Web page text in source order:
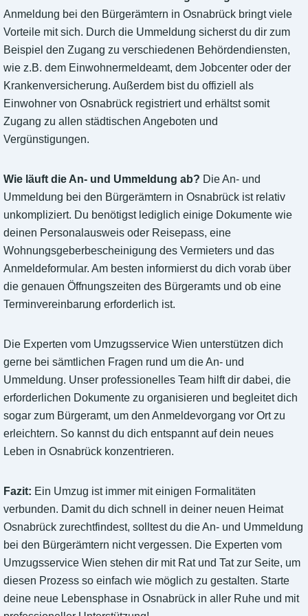
Anmeldung bei den Bürgerämtern in Osnabrück bringt viele
Vorteile mit sich. Durch die Ummeldung sicherst du dir zum
Beispiel den Zugang zu verschiedenen Behördendiensten,
wie z.B. dem Einwohnermeldeamt, dem Jobcenter oder der
Krankenversicherung. Außerdem bist du offiziell als
Einwohner von Osnabrück registriert und erhältst somit
Zugang zu allen städtischen Angeboten und
Vergünstigungen.
Wie läuft die An- und Ummeldung ab? Die An- und
Ummeldung bei den Bürgerämtern in Osnabrück ist relativ
unkompliziert. Du benötigst lediglich einige Dokumente wie
deinen Personalausweis oder Reisepass, eine
Wohnungsgeberbescheinigung des Vermieters und das
Anmeldeformular. Am besten informierst du dich vorab über
die genauen Öffnungszeiten des Bürgeramts und ob eine
Terminvereinbarung erforderlich ist.
Die Experten vom Umzugsservice Wien unterstützen dich
gerne bei sämtlichen Fragen rund um die An- und
Ummeldung. Unser professionelles Team hilft dir dabei, die
erforderlichen Dokumente zu organisieren und begleitet dich
sogar zum Bürgeramt, um den Anmeldevorgang vor Ort zu
erleichtern. So kannst du dich entspannt auf dein neues
Leben in Osnabrück konzentrieren.
Fazit: Ein Umzug ist immer mit einigen Formalitäten
verbunden. Damit du dich schnell in deiner neuen Heimat
Osnabrück zurechtfindest, solltest du die An- und Ummeldung
bei den Bürgerämtern nicht vergessen. Die Experten vom
Umzugsservice Wien stehen dir mit Rat und Tat zur Seite, um
diesen Prozess so einfach wie möglich zu gestalten. Starte
deine neue Lebensphase in Osnabrück in aller Ruhe und mit